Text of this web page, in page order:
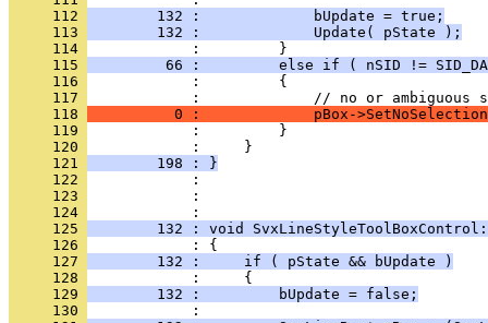
     112
        132 :             bUpdate = true;
     113
        132 :             Update( pState );
     114
     115
66 :         else if ( nSID !=
     116
     117
     118
0 :             pBox-
     119
     120
     121
        198 : }
     122
     123
            :
     124
     125
132 : void
     126
     127
        132 :     if ( pState && bUpdate )
     128
     129
        132 :         bUpdate = false;
     130